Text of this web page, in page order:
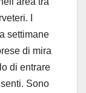
I
settimane
di mira
di entrare
Sono